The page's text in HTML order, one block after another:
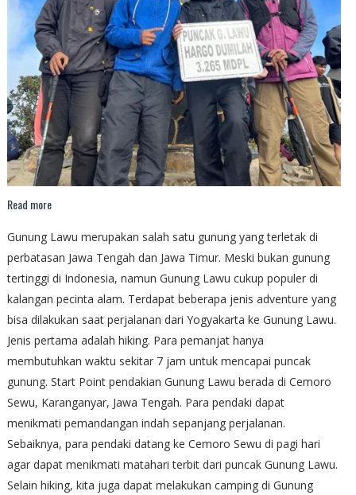
Read more
Gunung Lawu merupakan salah satu gunung yang terletak di
perbatasan Jawa Tengah dan Jawa Timur. Meski bukan gunung
tertinggi di Indonesia, namun Gunung Lawu cukup populer di
kalangan pecinta alam. Terdapat beberapa jenis adventure yang
bisa dilakukan saat perjalanan dari Yogyakarta ke Gunung Lawu.
Jenis pertama adalah hiking. Para pemanjat hanya
membutuhkan waktu sekitar 7 jam untuk mencapai puncak
gunung. Start Point pendakian Gunung Lawu berada di Cemoro
Sewu, Karanganyar, Jawa Tengah. Para pendaki dapat
menikmati pemandangan indah sepanjang perjalanan.
Sebaiknya, para pendaki datang ke Cemoro Sewu di pagi hari
agar dapat menikmati matahari terbit dari puncak Gunung Lawu.
Selain hiking, kita juga dapat melakukan camping di Gunung